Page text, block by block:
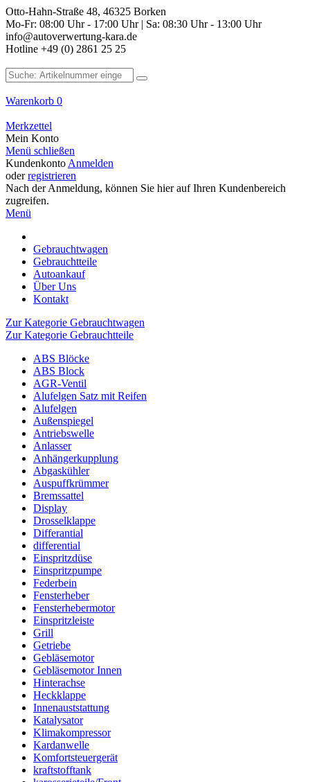
Otto-Hahn-Straße 48, 46325 Borken
Mo-Fr: 08:00 Uhr - 17:00 Uhr | Sa: 08:30 Uhr - 13:00 Uhr
info@autoverwertung-kara.de
Hotline +49 (0) 2861 25 25
Warenkorb 0
Merkzettel
Mein Konto
Menü schließen
Kundenkonto Anmelden
oderregistrieren
Nach der Anmeldung, können Sie hier auf Ihren Kundenbereich
zugreifen.
Menü
Gebrauchtwagen
Gebrauchtteile
Autoankauf
Über Uns
Kontakt
Zur Kategorie Gebrauchtwagen
Zur Kategorie Gebrauchtteile
ABS Blöcke
ABS Block
AGR-Ventil
Alufelgen Satz mit Reifen
Alufelgen
Außenspiegel
Antriebswelle
Anlasser
Anhängerkupplung
Abgaskühler
Auspuffkrümmer
Bremssattel
Display
Drosselklappe
Differantial
differential
Einspritzdüse
Einspritzpumpe
Federbein
Fensterheber
Fensterhebermotor
Einspritzleiste
Grill
Getriebe
Gebläsemotor
Gebläsemotor Innen
Hinterachse
Heckklappe
Innenauststattung
Katalysator
Klimakompressor
Kardanwelle
Komfortsteuergerät
kraftstofftank